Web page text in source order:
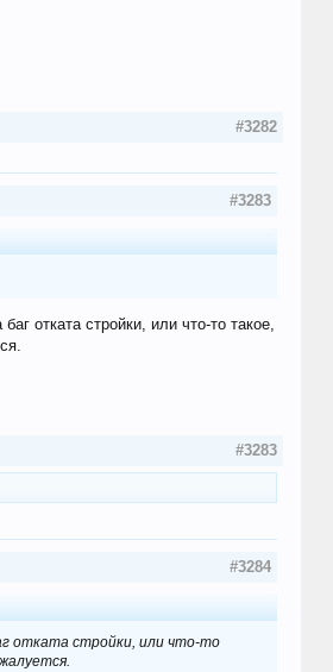
#3282
#3283
отката стройки, или что-то такое,
#3283
#3284
отката стройки, или что-то